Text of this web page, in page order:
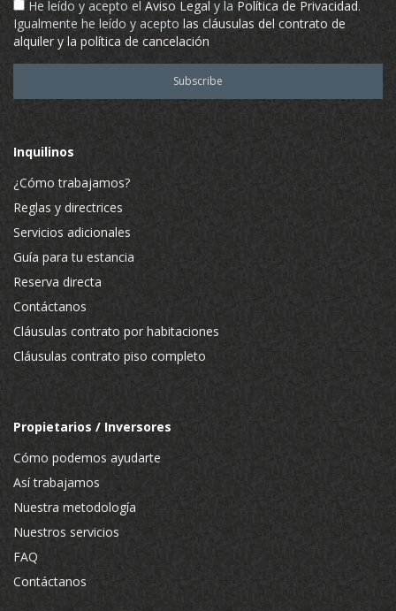
He leído y acepto el Aviso Legal y la Política de Privacidad.
Igualmente he leído y acepto las cláusulas del contrato de
alquiler y la política de cancelación
Inquilinos
¿Cómo trabajamos?
Reglas y directrices
Servicios adicionales
Guía para tu estancia
Reserva directa
Contáctanos
Cláusulas contrato por habitaciones
Cláusulas contrato piso completo
Propietarios / Inversores
Cómo podemos ayudarte
Así trabajamos
Nuestra metodología
Nuestros servicios
FAQ
Contáctanos